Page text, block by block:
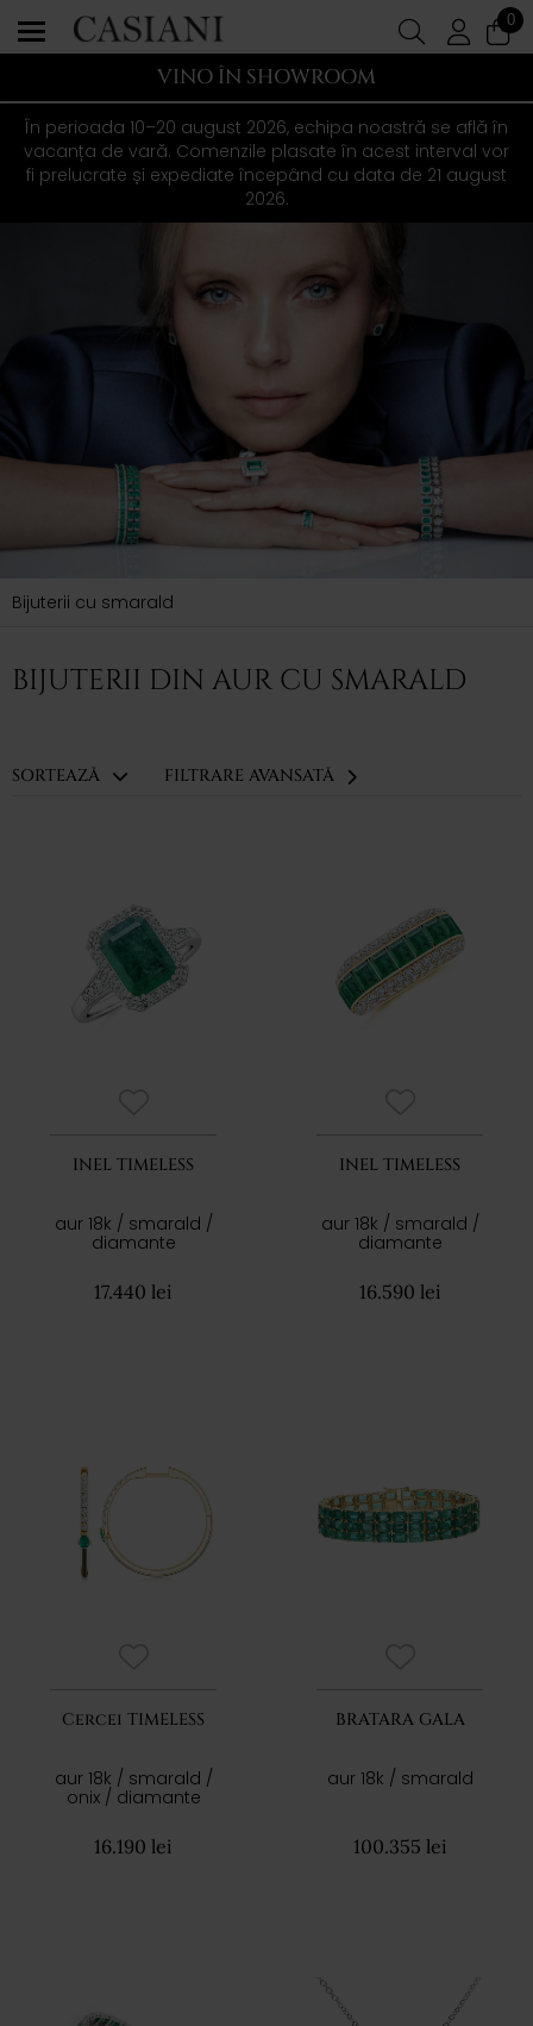
0
VINO ÎN SHOWROOM
În perioada 10–20 august 2026, echipa noastră se află în
vacanța de vară. Comenzile plasate în acest interval vor
fi prelucrate și expediate începând cu data de 21 august
2026.
Bijuterii cu smarald
BIJUTERII DIN AUR CU SMARALD
SORTEAZĂ FILTRARE AVANSATĂ
INEL TIMELESS
aur 18k / smarald /
diamante
17.440 lei
INEL TIMELESS
aur 18k / smarald /
diamante
16.590 lei
Cercei TIMELESS
aur 18k / smarald /
onix / diamante
16.190 lei
BRATARA GALA
aur 18k / smarald
100.355 lei